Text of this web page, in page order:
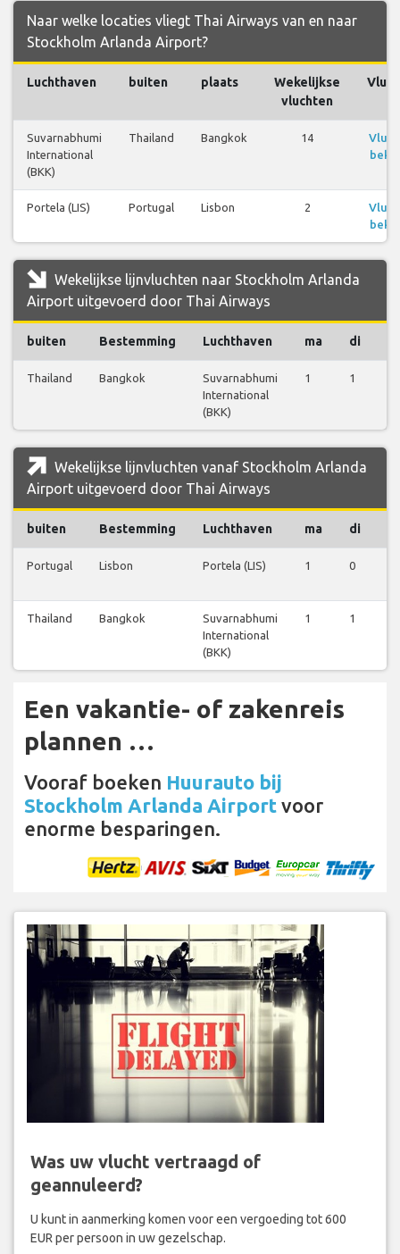
Naar welke locaties vliegt Thai Airways van en naar
Stockholm Arlanda Airport?
Luchthaven buiten plaats
Wekelijkse
vluchten
Suvarnabhumi
International
(BKK)
Thailand Bangkok 14
Portela (LIS) Portugal Lisbon 2
Wekelijkse lijnvluchten naar Stockholm Arlanda
Airport uitgevoerd door Thai Airways
buiten Bestemming Luchthaven ma di
Thailand Bangkok
Suvarnabhumi
International
(BKK)
1 1
Wekelijkse lijnvluchten vanaf Stockholm Arlanda
Airport uitgevoerd door Thai Airways
buiten Bestemming Luchthaven ma di
Portugal Lisbon Portela (LIS) 1 0
Thailand Bangkok
Suvarnabhumi
International
(BKK)
1 1
Een vakantie- of zakenreis
plannen …
Vooraf boeken Huurauto bij
Stockholm Arlanda Airport voor
enorme besparingen.
Was uw vlucht vertraagd of
geannuleerd?
U kunt in aanmerking komen voor een vergoeding tot 600
EUR per persoon in uw gezelschap.